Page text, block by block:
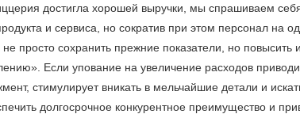
достигла хорошей выручки, мы спрашиваем
и сервиса, но сократив при этом персонал на
не просто сохранить прежние показатели, но
Если упование на увеличение расходов
стимулирует вникать в мельчайшие детали и
долгосрочное конкурентное преимущество и